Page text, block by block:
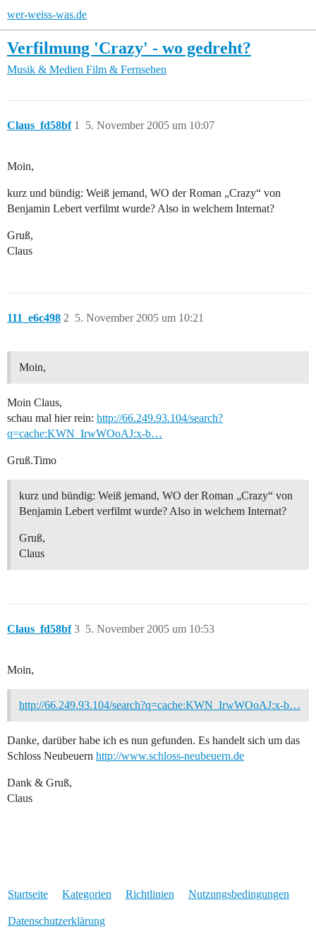
wer-weiss-was.de
Verfilmung 'Crazy' - wo gedreht?
Musik & Medien Film & Fernsehen
Claus_fd58bf 5. November 2005 um 10:07
1
Moin,
kurz und bündig: Weiß jemand, WO der Roman „Crazy“ von
Benjamin Lebert verfilmt wurde? Also in welchem Internat?
Gruß,
Claus
111_e6c498 5. November 2005 um 10:21
2
Moin,
Moin Claus,
schau mal hier rein: http://66.249.93.104/search?
q=cache:KWN_IrwWOoAJ:x-b…
Gruß.Timo
kurz und bündig: Weiß jemand, WO der Roman „Crazy“ von
Benjamin Lebert verfilmt wurde? Also in welchem Internat?
Gruß,
Claus
Claus_fd58bf 5. November 2005 um 10:53
3
Moin,
http://66.249.93.104/search?q=cache:KWN_IrwWOoAJ:x-b…
Danke, darüber habe ich es nun gefunden. Es handelt sich um das
Schloss Neubeuern http://www.schloss-neubeuern.de
Dank & Gruß,
Claus
Startseite Kategorien Richtlinien Nutzungsbedingungen
Datenschutzerklärung